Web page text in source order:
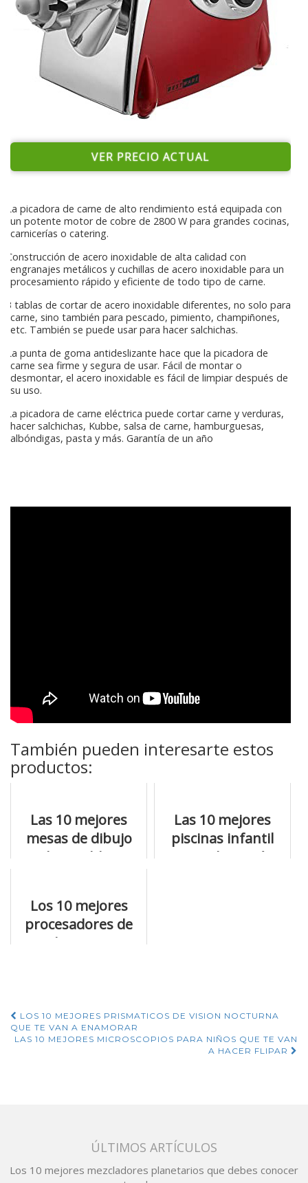
VER PRECIO ACTUAL
La picadora de carne de alto rendimiento está equipada con
un potente motor de cobre de 2800 W para grandes cocinas,
carnicerías o catering.
Construcción de acero inoxidable de alta calidad con
engranajes metálicos y cuchillas de acero inoxidable para un
procesamiento rápido y eficiente de todo tipo de carne.
3 tablas de cortar de acero inoxidable diferentes, no solo para
carne, sino también para pescado, pimiento, champiñones,
etc. También se puede usar para hacer salchichas.
La punta de goma antideslizante hace que la picadora de
carne sea firme y segura de usar. Fácil de montar o
desmontar, el acero inoxidable es fácil de limpiar después de
su uso.
La picadora de carne eléctrica puede cortar carne y verduras,
hacer salchichas, Kubbe, salsa de carne, hamburguesas,
albóndigas, pasta y más. Garantía de un año
También pueden interesarte estos
productos:
Las 10 mejores
mesas de dibujo
disponibles
Las 10 mejores
piscinas infantil
grande y qué
Los 10 mejores
procesadores de
alimentos
Navegación
de
LOS 10 MEJORES PRISMATICOS DE VISION NOCTURNA
QUE TE VAN A ENAMORAR
LAS 10 MEJORES MICROSCOPIOS PARA NIÑOS QUE TE VAN
A HACER FLIPAR
ÚLTIMOS ARTÍCULOS
Los 10 mejores mezcladores planetarios que debes conocer